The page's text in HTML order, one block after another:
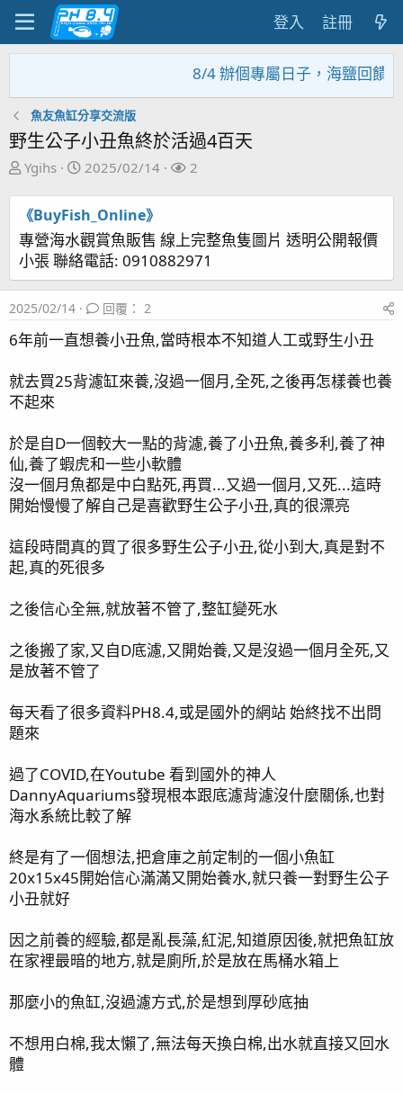
登入 註冊
8/4 辦個專屬日子，海鹽回饋
魚友魚缸分享交流版
野生公子小丑魚終於活過4百天
主
發
起
人
Ygihs
開
期
2025/02/14
關
2
《BuyFish_Online》
專營海水觀賞魚販售 線上完整魚隻圖片 透明公開報價
小張 聯絡電話: 0910882971
2025/02/14 回覆： 2
6年前一直想養小丑魚,當時根本不知道人工或野生小丑
就去買25背濾缸來養,沒過一個月,全死,之後再怎樣養也養
不起來
於是自D一個較大一點的背濾,養了小丑魚,養多利,養了神
仙,養了蝦虎和一些小軟體
沒一個月魚都是中白點死,再買...又過一個月,又死...這時
開始慢慢了解自己是喜歡野生公子小丑,真的很漂亮
這段時間真的買了很多野生公子小丑,從小到大,真是對不
起,真的死很多
之後信心全無,就放著不管了,整缸變死水
之後搬了家,又自D底濾,又開始養,又是沒過一個月全死,又
是放著不管了
每天看了很多資料PH8.4,或是國外的網站 始終找不出問
題來
過了COVID,在Youtube 看到國外的神人
DannyAquariums發現根本跟底濾背濾沒什麼關係,也對
海水系統比較了解
終是有了一個想法,把倉庫之前定制的一個小魚缸
20x15x45開始信心滿滿又開始養水,就只養一對野生公子
小丑就好
因之前養的經驗,都是亂長藻,紅泥,知道原因後,就把魚缸放
在家裡最暗的地方,就是廁所,於是放在馬桶水箱上
那麼小的魚缸,沒過濾方式,於是想到厚砂底抽
不想用白棉,我太懶了,無法每天換白棉,出水就直接又回水
體